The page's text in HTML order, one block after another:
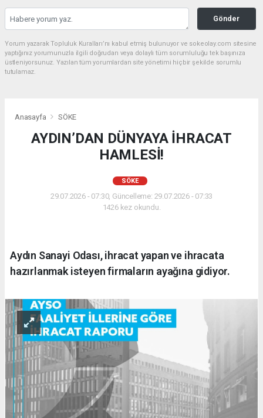
Gönder
Yorum yazarak Topluluk Kuralları’nı kabul etmiş bulunuyor ve sokeolay.com sitesine
yaptığınız yorumunuzla ilgili doğrudan veya dolaylı tüm sorumluluğu tek başınıza
üstleniyorsunuz. Yazılan tüm yorumlardan site yönetimi hiçbir şekilde sorumlu
tutulamaz.
Anasayfa SÖKE
AYDIN’DAN DÜNYAYA İHRACAT
HAMLESİ!
SÖKE
29.07.2026 - 07:30, Güncelleme: 29.07.2026 - 07:33
1426 kez okundu.
Aydın Sanayi Odası, ihracat yapan ve ihracata
hazırlanmak isteyen firmaların ayağına gidiyor.